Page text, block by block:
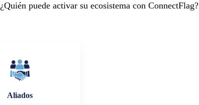
¿Quién puede activar su ecosistema con ConnectFlag?
Aliados